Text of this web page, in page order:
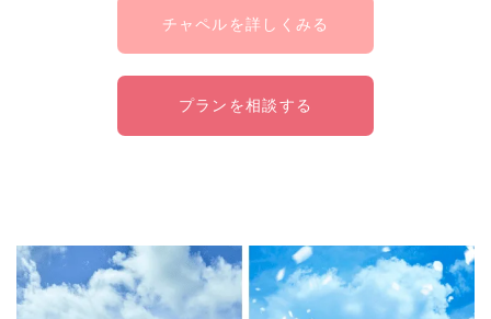
チャペルを詳しくみる
プランを相談する